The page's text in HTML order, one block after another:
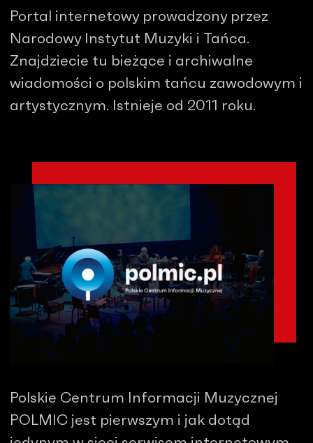
Portal internetowy prowadzony przez
Narodowy Instytut Muzyki i Tańca.
Znajdziecie tu bieżące i archiwalne
wiadomości o polskim tańcu zawodowym i
artystycznym. Istnieje od 2011 roku.
Polskie Centrum Informacji Muzycznej
POLMIC jest pierwszym i jak dotąd